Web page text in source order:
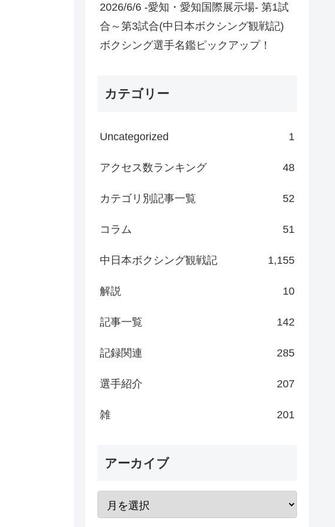
2026/6/6 -愛知・愛知国際展示場- 第1試
合～第3試合(中日本ボクシング観戦記)
ボクシング選手名鑑ピックアップ！
カテゴリー
Uncategorized 1
アクセス数ランキング 48
カテゴリ別記事一覧 52
コラム 51
中日本ボクシング観戦記 1,155
解説 10
記事一覧 142
記録関連 285
選手紹介 207
雑 201
アーカイブ